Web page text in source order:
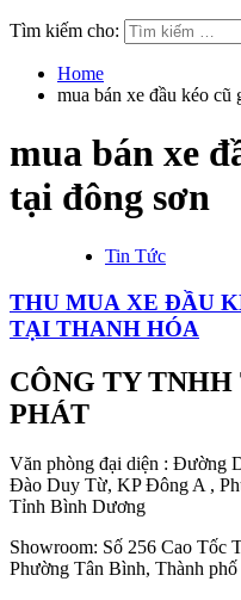
Tìm kiếm cho:
Home
mua bán xe đầu kéo cũ
mua bán xe
tại đông sơn
Tin Tức
THU MUA XE ĐẦU
TẠI THANH HÓA
CÔNG TY
PHÁT
Văn phòng đại diện : Đường
Đào Duy Từ, KP Đông A ,
Tỉnh Bình Dương
Showroom: Số 256 Cao Tốc
Phường Tân Bình, Thành